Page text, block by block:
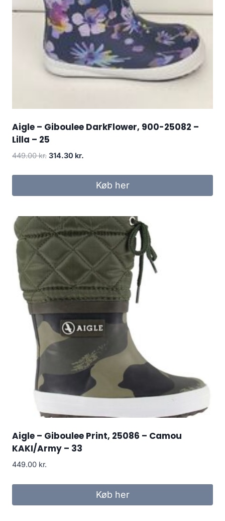
Aigle – Giboulee DarkFlower, 900-25082 –
Lilla – 25
449.00kr. Den
314.30 kr.
Køb her
Aigle – Giboulee Print, 25086 – Camou
KAKI/Army – 33
449.00 kr.
Køb her